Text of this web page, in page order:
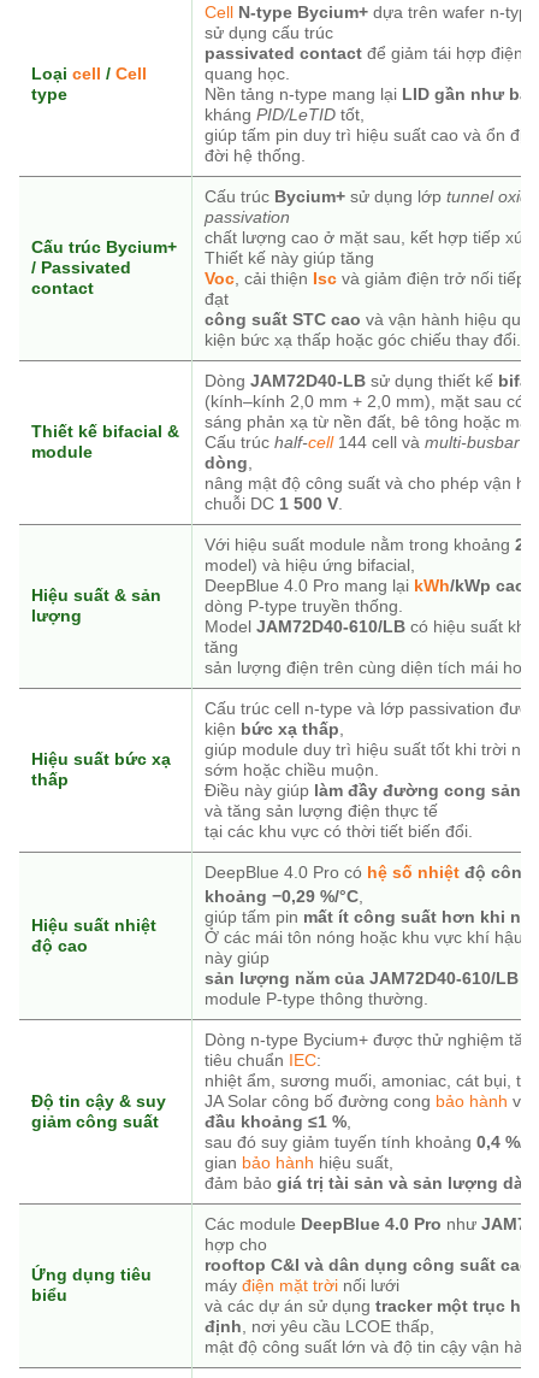
Loại cell / Cell
type
Cell N-type Bycium+ dựa trên wafer n-
sử dụng cấu trúc
passivated contact để giảm tái hợp điện
quang học.
Nền tảng n-type mang lại LID gần như
kháng PID/LeTID tốt,
giúp tấm pin duy trì hiệu suất cao và ổn
đời hệ thống.
Cấu trúc Bycium+
/ Passivated
contact
Cấu trúc Bycium+ sử dụng lớp tunnel oxide
passivation
chất lượng cao ở mặt sau, kết hợp tiếp xúc
Thiết kế này giúp tăng
Voc, cải thiện Isc và giảm điện trở nối tiếp,
đạt
công suất STC cao và vận hành hiệu quả
kiện bức xạ thấp hoặc góc chiếu thay đổi.
Thiết kế bifacial &
module
Dòng JAM72D40-LB sử dụng thiết kế
(kính–kính 2,0 mm + 2,0 mm), mặt sau có
sáng phản xạ từ nền đất, bê tông hoặc mái
Cấu trúc half-cell144 cell và multi-busbar
dòng,
nâng mật độ công suất và cho phép vận
chuỗi DC 1 500 V.
Hiệu suất & sản
lượng
Với hiệu suất module nằm trong khoảng
model) và hiệu ứng bifacial,
DeepBlue 4.0 Pro mang lại kWh/kWp cao
dòng P-type truyền thống.
Model JAM72D40-610/LB có hiệu suất
tăng
sản lượng điện trên cùng diện tích mái
Hiệu suất bức xạ
thấp
Cấu trúc cell n-type và lớp passivation
kiện bức xạ thấp,
giúp module duy trì hiệu suất tốt khi trời
sớm hoặc chiều muộn.
Điều này giúp làm đầy đường cong sản
và tăng sản lượng điện thực tế
tại các khu vực có thời tiết biến đổi.
Hiệu suất nhiệt
độ cao
DeepBlue 4.0 Pro có hệ số nhiệt độ công
khoảng −0,29 %/°C
giúp tấm pin mất ít công suất hơn khi
Ở các mái tôn nóng hoặc khu vực khí hậu
này giúp
sản lượng năm của JAM72D40-610/LB
module P-type thông thường.
Độ tin cậy & suy
giảm công suất
Dòng n-type Bycium+ được thử nghiệm
tiêu chuẩn
IEC:
nhiệt ẩm, sương muối, amoniac, cát bụi, tải
JA Solar công bố đường cong bảo hành với
đầu khoảng ≤1 %,
sau đó suy giảm tuyến tính khoảng 0,4 %/
gian bảo hành hiệu suất,
đảm bảo giá trị tài sản và sản lượng dài
Ứng dụng tiêu
biểu
Các module DeepBlue 4.0 Pro như
hợp cho
rooftop C&I và dân dụng công suất cao
máy điện mặt trời nối lưới
và các dự án sử dụng tracker một trục
định, nơi yêu cầu LCOE thấp,
mật độ công suất lớn và độ tin cậy vận